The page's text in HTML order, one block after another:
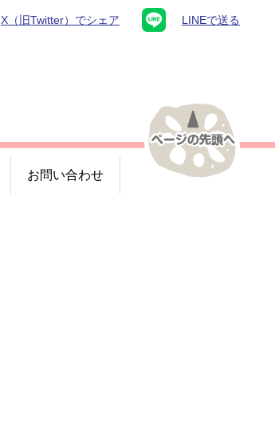
X（旧Twitter）でシェア LINEで送る
お問い合わせ